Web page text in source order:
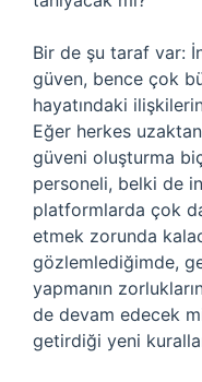
Bir de şu taraf var:
güven, bence çok
hayatındaki
Eğer herkes
güveni oluşturma
personeli, belki de
platformlarda çok
etmek zorunda
gözlemlediğimde,
yapmanın
de devam edecek
getirdiği yeni